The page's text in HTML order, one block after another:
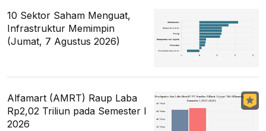
10 Sektor Saham Menguat,
Infrastruktur Memimpin
(Jumat, 7 Agustus 2026)
Alfamart (AMRT) Raup Laba
Rp2,02 Triliun pada Semester I
2026